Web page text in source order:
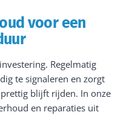
voor een
Regelmatig
te signaleren en zorgt
blijft rijden. In onze
en reparaties uit